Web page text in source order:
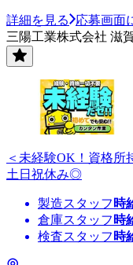
詳細を見る
応募画面
三陽工業株式会社 滋
＜未経験OK！資格所
土日祝休み◎
製造スタッフ 時
倉庫スタッフ 時
検査スタッフ 時